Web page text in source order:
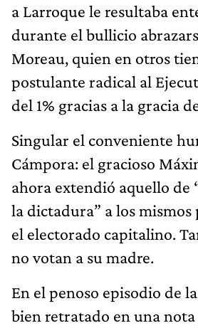
a Larroque le resultaba
durante el bullicio
Moreau, quien en otros
postulante radical al
del 1% gracias a la gracia
Singular el conveniente
Cámpora: el gracioso
ahora extendió aquello de
la dictadura” a los
el electorado capitalino.
no votan a su madre.
En el penoso episodio de
bien retratado en una